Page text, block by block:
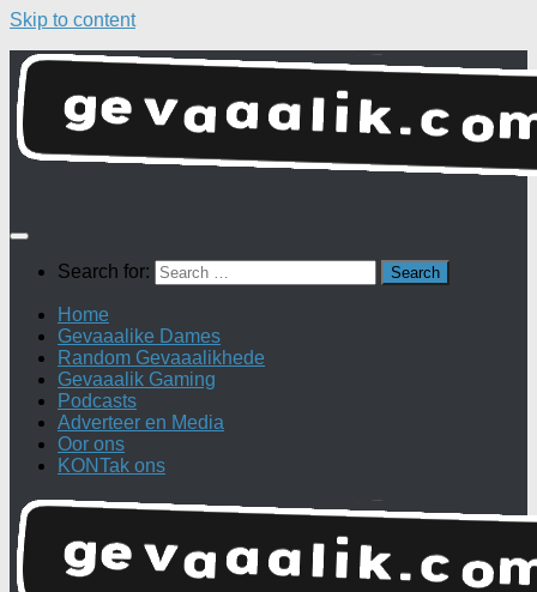
Skip to content
Search for:
Home
Gevaaalike Dames
Random Gevaaalikhede
Gevaaalik Gaming
Podcasts
Adverteer en Media
Oor ons
KONTak ons